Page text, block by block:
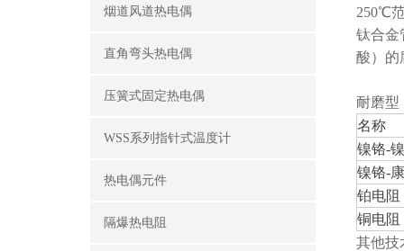
烟道风道热电偶
直角弯头热电偶
压簧式固定热电偶
WSS系列指针式温度计
热电偶元件
隔爆热电阻
250℃
钛合金
酸）的
耐磨型
名称
镍铬-
镍铬-
铂电阻
铜电阻
其他技